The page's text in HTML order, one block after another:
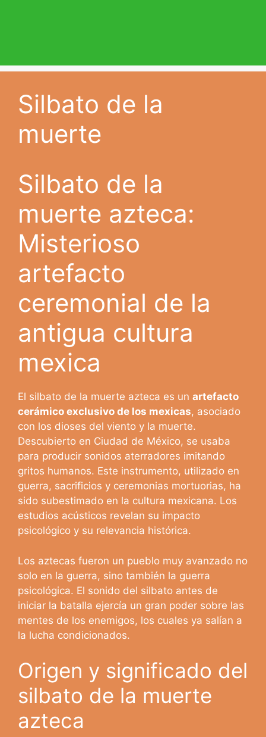
Silbato de la
muerte
Silbato de la
muerte azteca:
Misterioso
artefacto
ceremonial de la
antigua cultura
mexica
El silbato de la muerte azteca es un artefacto
cerámico exclusivo de los mexicas, asociado
con los dioses del viento y la muerte.
Descubierto en Ciudad de México, se usaba
para producir sonidos aterradores imitando
gritos humanos. Este instrumento, utilizado en
guerra, sacrificios y ceremonias mortuorias, ha
sido subestimado en la cultura mexicana. Los
estudios acústicos revelan su impacto
psicológico y su relevancia histórica.
Los aztecas fueron un pueblo muy avanzado no
solo en la guerra, sino también la guerra
psicológica. El sonido del silbato antes de
iniciar la batalla ejercía un gran poder sobre las
mentes de los enemigos, los cuales ya salían a
la lucha condicionados.
Origen y significado del
silbato de la muerte
azteca